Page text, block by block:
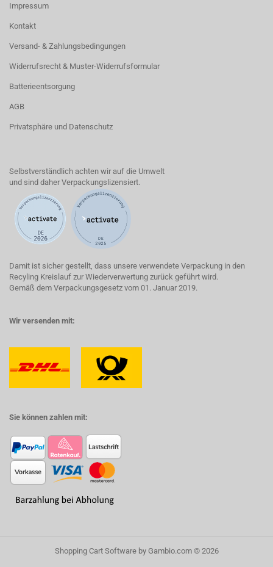
Impressum
Kontakt
Versand- & Zahlungsbedingungen
Widerrufsrecht & Muster-Widerrufsformular
Batterieentsorgung
AGB
Privatsphäre und Datenschutz
Selbstverständlich achten wir auf die Umwelt
und sind daher Verpackungslizensiert.
Damit ist sicher gestellt, dass unsere verwendete Verpackung in den
Recyling Kreislauf zur Wiederverwertung zurück geführt wird.
Gemäß dem Verpackungsgesetz vom 01. Januar 2019.
Wir versenden mit:
Sie können zahlen mit:
Shopping Cart Softwareby Gambio.com © 2026